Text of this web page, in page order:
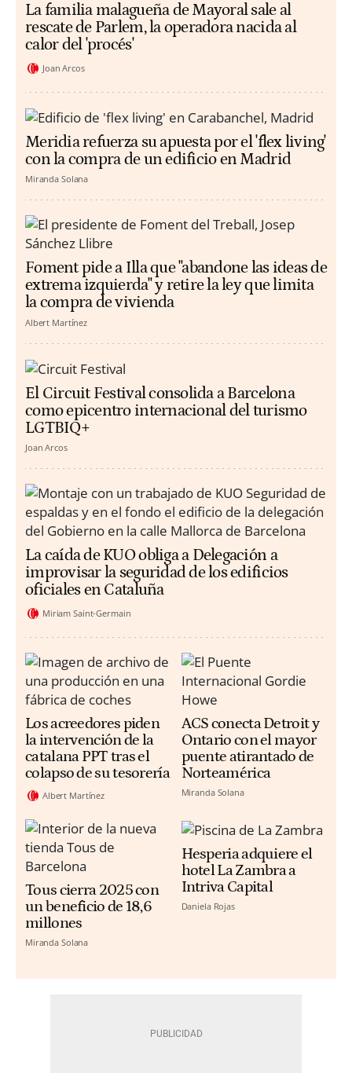
La familia malagueña de Mayoral sale al
rescate de Parlem, la operadora nacida al
calor del 'procés'
Joan Arcos
Meridia refuerza su apuesta por el 'flex living'
con la compra de un edificio en Madrid
Miranda Solana
Foment pide a Illa que "abandone las ideas de
extrema izquierda" y retire la ley que limita
la compra de vivienda
Albert Martínez
El Circuit Festival consolida a Barcelona
como epicentro internacional del turismo
LGTBIQ+
Joan Arcos
La caída de KUO obliga a Delegación a
improvisar la seguridad de los edificios
oficiales en Cataluña
Miriam Saint-Germain
Los acreedores piden
la intervención de la
catalana PPT tras el
colapso de su tesorería
Albert Martínez
ACS conecta Detroit y
Ontario con el mayor
puente atirantado de
Norteamérica
Miranda Solana
Tous cierra 2025 con
un beneficio de 18,6
millones
Miranda Solana
Hesperia adquiere el
hotel La Zambra a
Intriva Capital
Daniela Rojas